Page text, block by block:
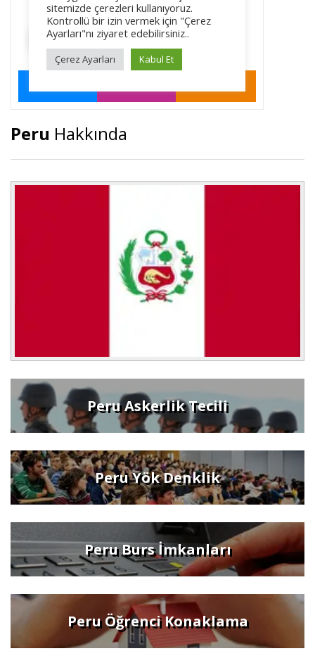
Peru Hakkında
Peru Askerlik Tecili
Peru Yök Denklik
Peru Burs İmkanları
Peru Öğrenci Konaklama